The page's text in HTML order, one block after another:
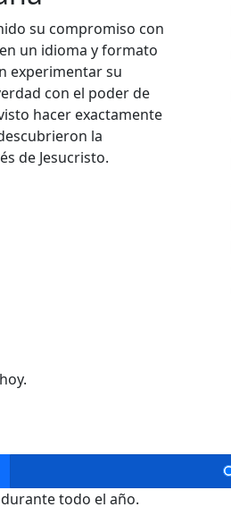
su compromiso con
un idioma y formato
experimentar su
con el poder de
hacer exactamente
la
de Jesucristo.
todo el año.